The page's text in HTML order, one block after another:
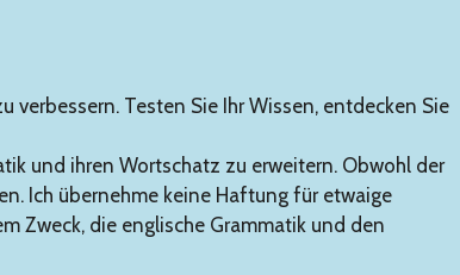
verbessern. Testen Sie Ihr Wissen, entdecken Sie
und ihren Wortschatz zu erweitern. Obwohl der
Ich übernehme keine Haftung für etwaige
Zweck, die englische Grammatik und den